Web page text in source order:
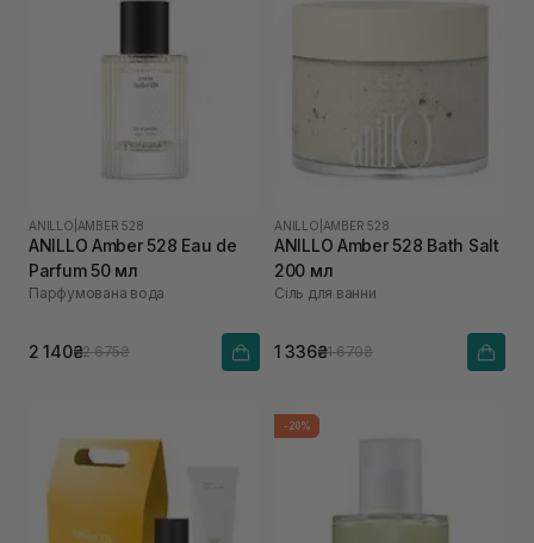
ANILLO AMBER 528
ANILLO Amber 528 Eau de
Parfum 50 мл
Парфумована вода
2 140₴2 675₴
ANILLO AMBER 528
ANILLO Amber 528 Bath Salt
200 мл
Сіль для ванни
1 336₴1 670₴
-20%